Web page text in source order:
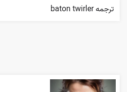
ترجمه baton twirler